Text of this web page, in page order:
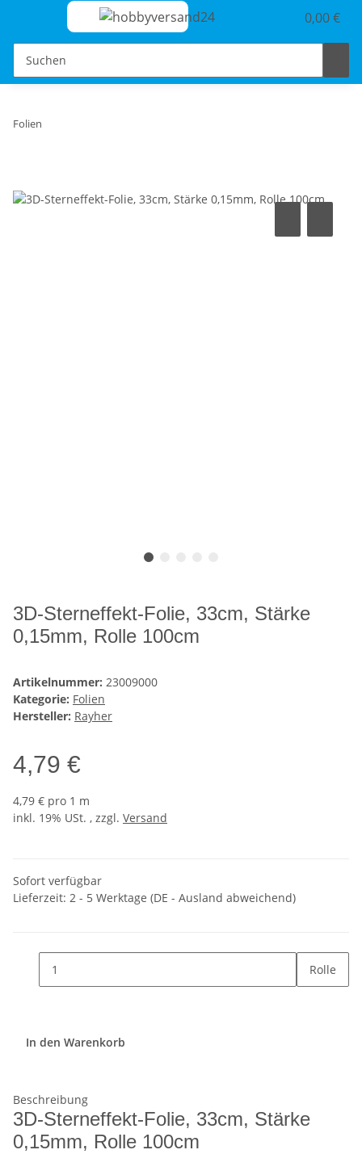
0,00 €
Folien
3D-Sterneffekt-Folie, 33cm, Stärke
0,15mm, Rolle 100cm
Artikelnummer: 23009000
Kategorie: Folien
Hersteller: Rayher
4,79 €
4,79 € pro 1 m
inkl. 19% USt. , zzgl. Versand
Sofort verfügbar
Lieferzeit: 2 - 5 Werktage (DE - Ausland abweichend)
Rolle
In den Warenkorb
Beschreibung
3D-Sterneffekt-Folie, 33cm, Stärke
0,15mm, Rolle 100cm